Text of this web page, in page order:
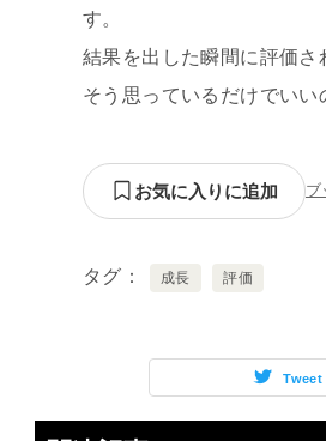
す。
結果を出した瞬間に評価さ
そう思っているだけでいい
お気に入りに追加 ブ
タグ 成長 評価
Tweet